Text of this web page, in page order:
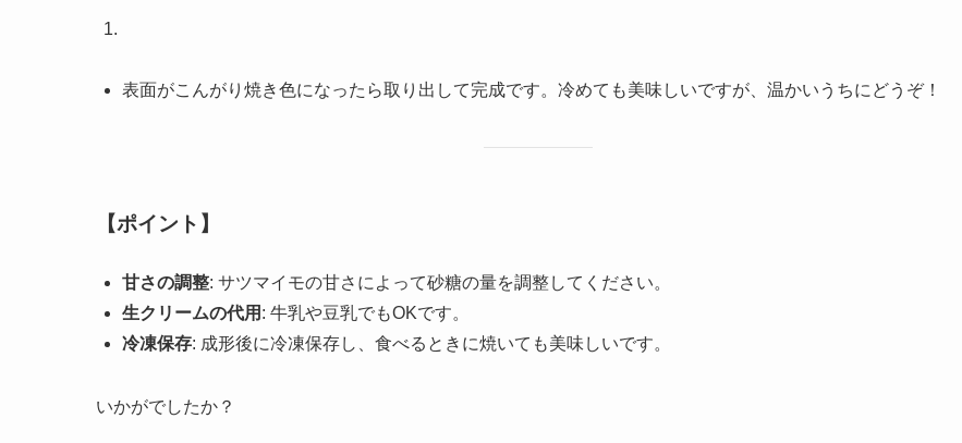
表面がこんがり焼き色になったら取り出して完成です。冷めても美味しいですが、温かいうちにどうぞ！
【ポイント】
甘さの調整: サツマイモの甘さによって砂糖の量を調整してください。
生クリームの代用 : 牛乳や豆乳でもOKです。
冷凍保存: 成形後に冷凍保存し、食べるときに焼いても美味しいです。
いかがでしたか？